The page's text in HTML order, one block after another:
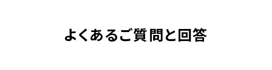
よくあるご質問と回答